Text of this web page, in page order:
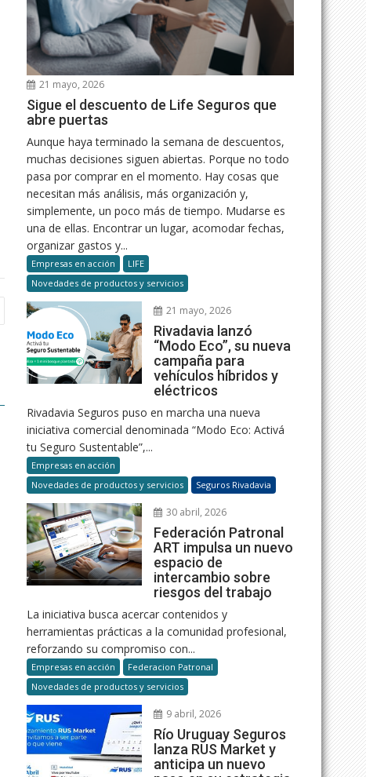
21 mayo, 2026
Sigue el descuento de Life Seguros que
abre puertas
Aunque haya terminado la semana de descuentos,
muchas decisiones siguen abiertas. Porque no todo
pasa por comprar en el momento. Hay cosas que
necesitan más análisis, más organización y,
simplemente, un poco más de tiempo. Mudarse es
una de ellas. Encontrar un lugar, acomodar fechas,
organizar gastos y...
Empresas en acción
LIFE
Novedades de productos y servicios
21 mayo, 2026
Rivadavia lanzó
“Modo Eco”, su nueva
campaña para
vehículos híbridos y
eléctricos
Rivadavia Seguros puso en marcha una nueva
iniciativa comercial denominada “Modo Eco: Activá
tu Seguro Sustentable”,...
Empresas en acción
Novedades de productos y servicios
Seguros Rivadavia
30 abril, 2026
Federación Patronal
ART impulsa un nuevo
espacio de
intercambio sobre
riesgos del trabajo
La iniciativa busca acercar contenidos y
herramientas prácticas a la comunidad profesional,
reforzando su compromiso con...
Empresas en acción
Federacion Patronal
Novedades de productos y servicios
9 abril, 2026
Río Uruguay Seguros
lanza RUS Market y
anticipa un nuevo